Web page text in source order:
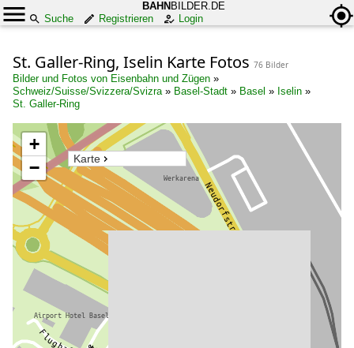
BAHN BILDER.DE
Suche
Registrieren Login
St. Galler-Ring, Iselin Karte Fotos 76 Bilder
Bilder und Fotos von Eisenbahn und Zügen »
Schweiz/Suisse/Svizzera/Svizra» Basel-Stadt » Basel » Iselin »
St. Galler-Ring
Karte
+
−